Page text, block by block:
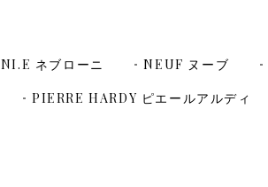
ネブローニ NEUF ヌーブ
PIERRE HARDY ピエールアルディ